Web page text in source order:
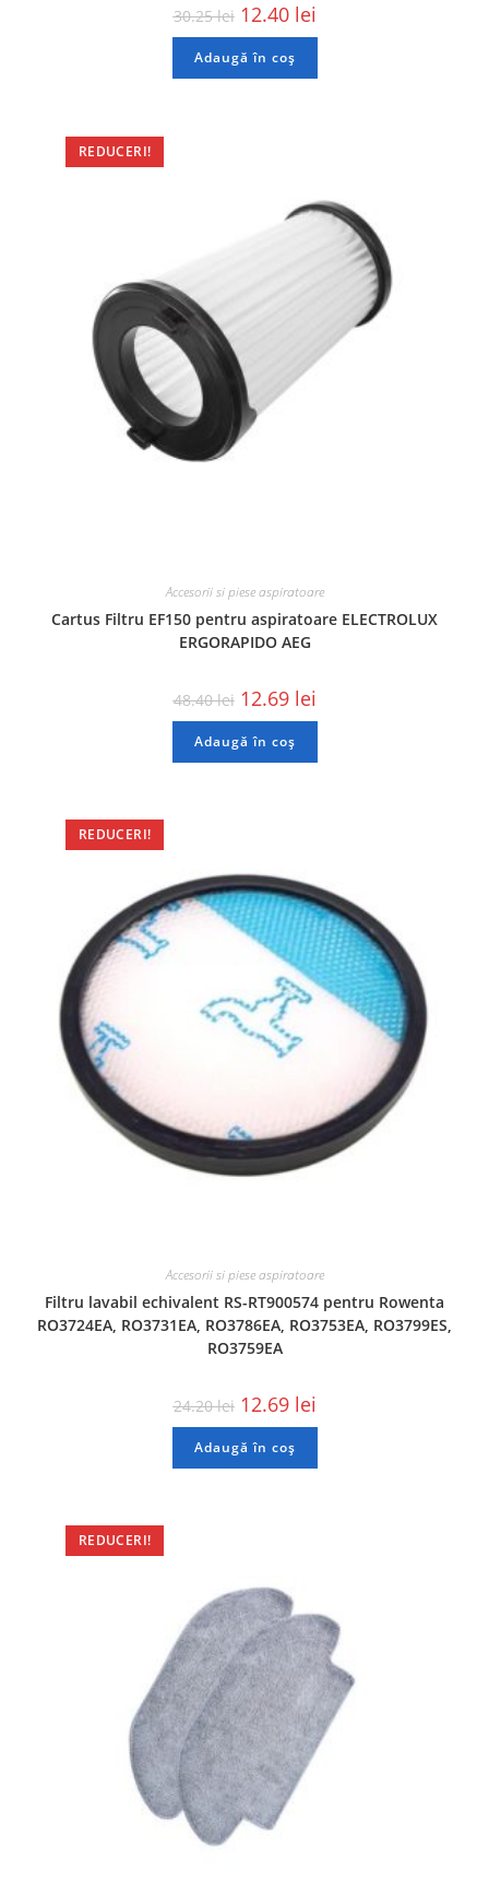
30.25lei 12.40 lei
Adaugă în coș
REDUCERI!
Accesorii si piese aspiratoare
Cartus Filtru EF150 pentru aspiratoare ELECTROLUX
ERGORAPIDO AEG
48.40lei 12.69 lei
Adaugă în coș
REDUCERI!
Accesorii si piese aspiratoare
Filtru lavabil echivalent RS-RT900574 pentru Rowenta
RO3724EA, RO3731EA, RO3786EA, RO3753EA, RO3799ES,
RO3759EA
24.20lei 12.69 lei
Adaugă în coș
REDUCERI!